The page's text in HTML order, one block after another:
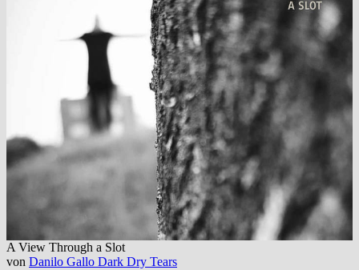
A View Through a Slot
von Danilo Gallo Dark Dry Tears